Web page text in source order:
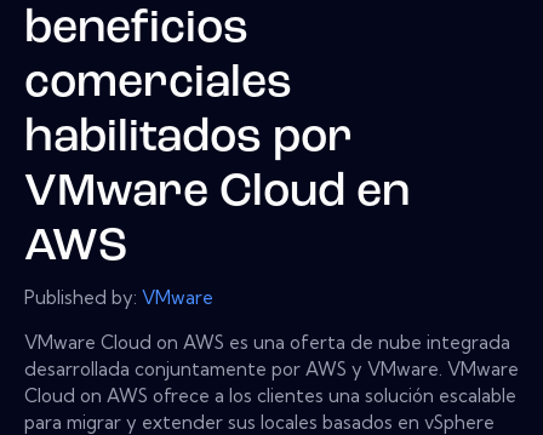
beneficios
comerciales
habilitados por
VMware Cloud en
AWS
Published by: VMware
VMware Cloud on AWS es una oferta de nube integrada
desarrollada conjuntamente por AWS y VMware. VMware
Cloud on AWS ofrece a los clientes una solución escalable
para migrar y extender sus locales basados ​​en vSphere